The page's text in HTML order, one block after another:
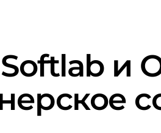
Softlab и